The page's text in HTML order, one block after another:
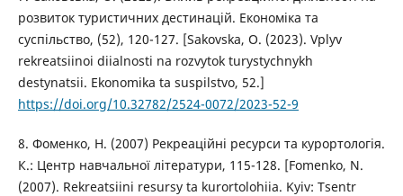
розвиток туристичних дестинацій. Економіка та
суспільство, (52), 120-127. [Sakovska, O. (2023). Vplyv
rekreatsiinoi diialnosti na rozvytok turystychnykh
destynatsii. Ekonomika ta suspilstvo, 52.]
https://doi.org/10.32782/2524-0072/2023-52-9
8. Фоменко, Н. (2007) Рекреаційні ресурси та курортологія.
К.: Центр навчальної літератури, 115-128. [Fomenko, N.
(2007). Rekreatsiini resursy ta kurortolohiia. Kyiv: Tsentr